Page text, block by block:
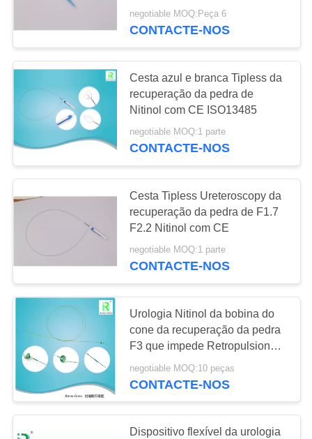
DA
QUALIDADE
CONTACTE-
PEÇA
UMAS
CITAÇÕES
MAPA
DO
PRIVACY
POLICY
Grupo do dilatador
de PCNL
48
guidewire da zebra
Guidewire hidrófilo
negotiable MOQ:Peça 6
CONTACTE-NOS
Cesta azul e branca Tipless da
recuperação da pedra de
Nitinol com CE ISO13485
negotiable MOQ:1 parte
CONTACTE-NOS
Cesta Tipless Ureteroscopy da
recuperação da pedra de F1.7
F2.2 Nitinol com CE
negotiable MOQ:1 parte
CONTACTE-NOS
Urologia Nitinol da bobina do
cone da recuperação da pedra
F3 que impede Retropulsion
das pedras
negotiable MOQ:10 peças
CONTACTE-NOS
Dispositivo flexível da urologia